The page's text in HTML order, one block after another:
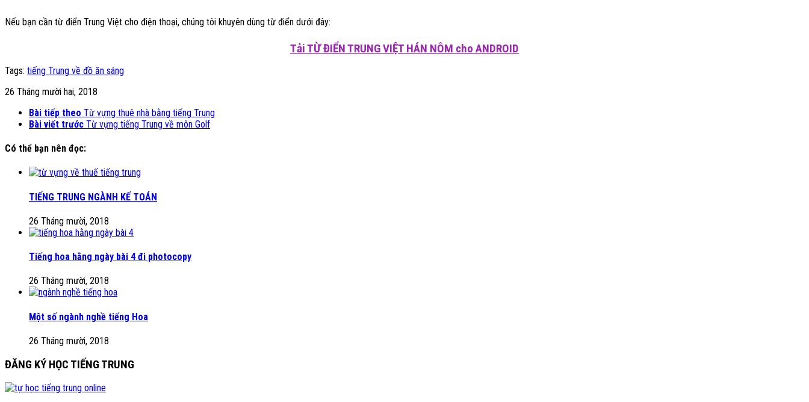
Nếu bạn cần từ điển Trung Việt cho điện thoại, chúng tôi khuyên dùng từ điển dưới đây:
Tải TỪ ĐIỂN TRUNG VIỆT HÁN NÔM cho ANDROID
Tags: tiếng Trung về đồ ăn sáng
26 Tháng mười hai, 2018
Bài tiếp theo Từ vựng thuê nhà bằng tiếng Trung
Bài viết trước Từ vựng tiếng Trung về môn Golf
Có thể bạn nên đọc:
TIẾNG TRUNG NGÀNH KẾ TOÁN
26 Tháng mười, 2018
Tiếng hoa hằng ngày bài 4 đi photocopy
26 Tháng mười, 2018
Một số ngành nghề tiếng Hoa
26 Tháng mười, 2018
ĐĂNG KÝ HỌC TIẾNG TRUNG